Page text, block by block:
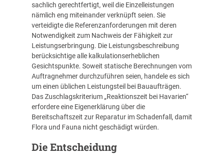
sachlich gerechtfertigt, weil die Einzelleistungen
nämlich eng miteinander verknüpft seien. Sie
verteidigte die Referenzanforderungen mit deren
Notwendigkeit zum Nachweis der Fähigkeit zur
Leistungserbringung. Die Leistungsbeschreibung
berücksichtige alle kalkulationserheblichen
Gesichtspunkte. Soweit statische Berechnungen vom
Auftragnehmer durchzuführen seien, handele es sich
um einen üblichen Leistungsteil bei Bauaufträgen.
Das Zuschlagskriterium „Reaktionszeit bei Havarien“
erfordere eine Eigenerklärung über die
Bereitschaftszeit zur Reparatur im Schadenfall, damit
Flora und Fauna nicht geschädigt würden.
Die Entscheidung